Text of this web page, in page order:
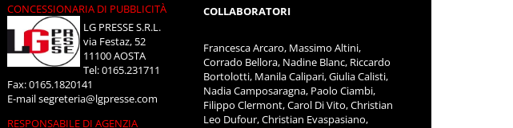
CONCESSIONARIA DI PUBBLICITÀ
LG PRESSE S.R.L.
via Festaz, 52
11100 AOSTA
Tel: 0165.231711
Fax: 0165.1820141
E-mailsegreteria@lgpresse.com
RESPONSABILE DI AGENZIA
COLLABORATORI
Francesca Arcaro, Massimo Altini,
Corrado Bellora, Nadine Blanc, Riccardo
Bortolotti, Manila Calipari, Giulia Calisti,
Nadia Camposaragna, Paolo Ciambi,
Filippo Clermont, Carol Di Vito, Christian
Leo Dufour, Christian Evaspasiano,